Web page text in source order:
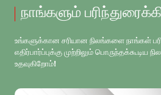
நாங்களும்
உங்களுக்கான சரியான நிலங்களை நாங்கள்
எதிர்பார்ப்புக்கு முற்றிலும்
உதவுகிறோம்!